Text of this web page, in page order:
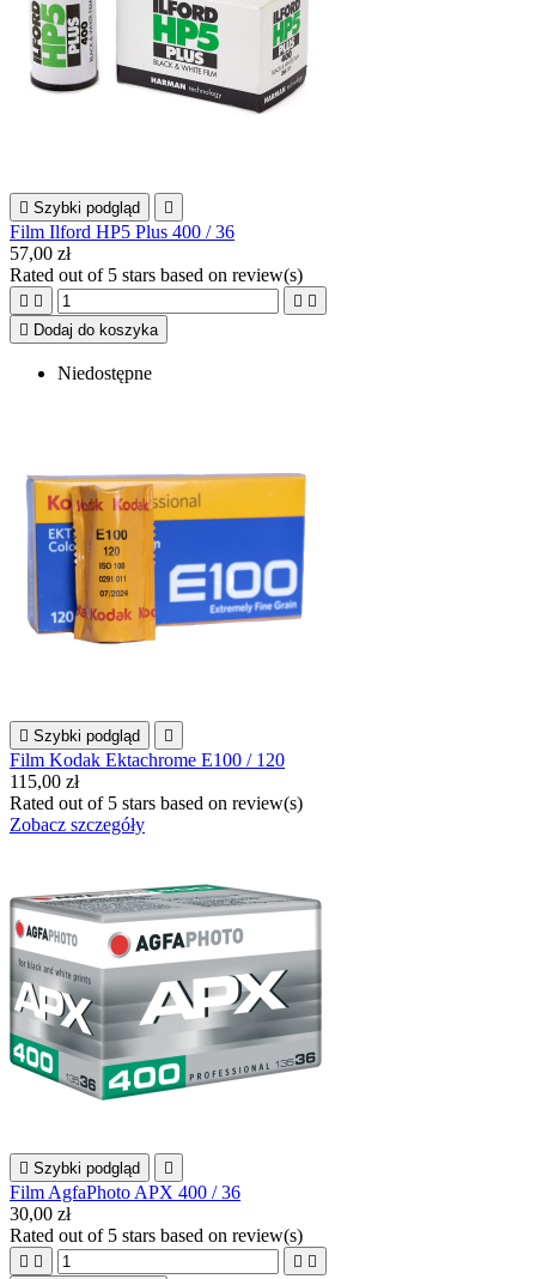
 Szybki podgląd 
Film Ilford HP5 Plus 400 / 36
57,00 zł
Rated out of 5 stars based on review(s)
   
 Dodaj do koszyka
Niedostępne
 Szybki podgląd 
Film Kodak Ektachrome E100 / 120
115,00 zł
Rated out of 5 stars based on review(s)
Zobacz szczegóły
 Szybki podgląd 
Film AgfaPhoto APX 400 / 36
30,00 zł
Rated out of 5 stars based on review(s)
   